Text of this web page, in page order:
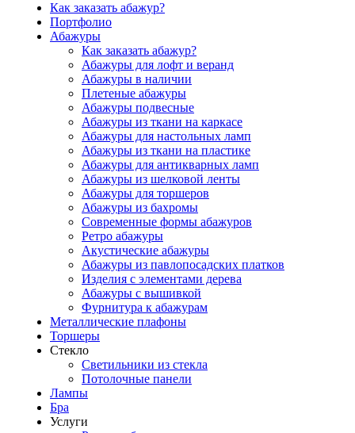
Как заказать абажур?
Портфолио
Абажуры
Как заказать абажур?
Абажуры для лофт и веранд
Абажуры в наличии
Плетеные абажуры
Абажуры подвесные
Абажуры из ткани на каркасе
Абажуры для настольных ламп
Абажуры из ткани на пластике
Абажуры для антикварных ламп
Абажуры из шелковой ленты
Абажуры для торшеров
Абажуры из бахромы
Современные формы абажуров
Ретро абажуры
Акустические абажуры
Абажуры из павлопосадских платков
Изделия с элементами дерева
Абажуры с вышивкой
Фурнитура к абажурам
Металлические плафоны
Торшеры
Стекло
Светильники из стекла
Потолочные панели
Лампы
Бра
Услуги